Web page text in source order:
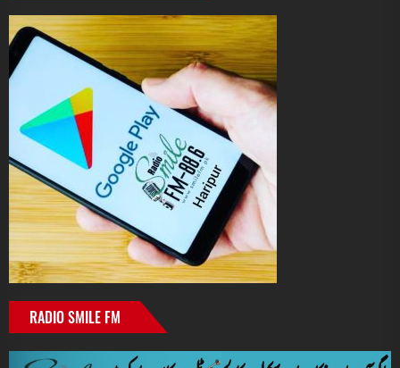
RADIO SMILE FM